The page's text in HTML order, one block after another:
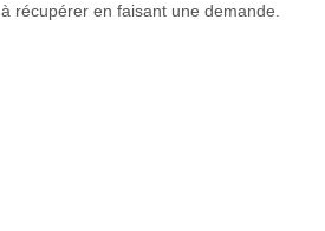
à récupérer en faisant une demande.